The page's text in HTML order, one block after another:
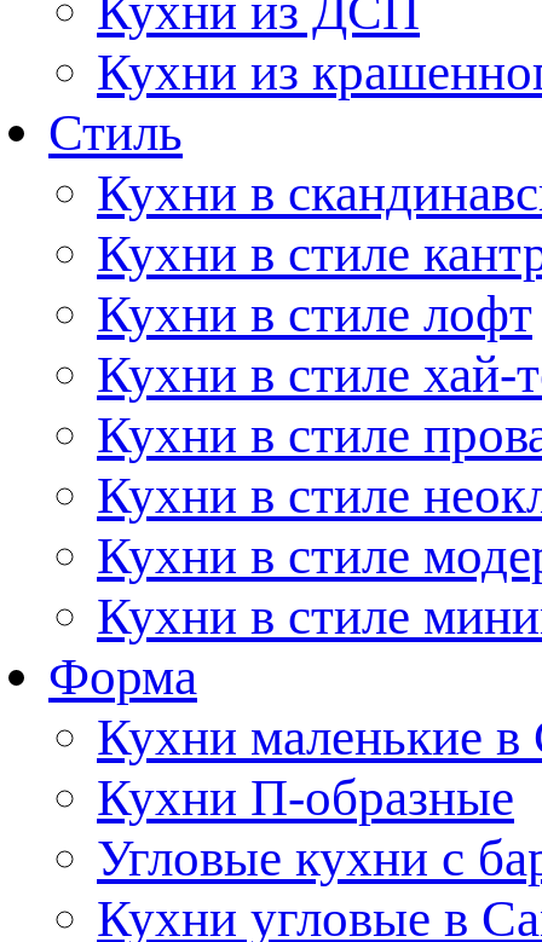
Кухни из
Стиль
Кухни в
Кухни в стиле
Кухни в стиле лофт
Кухни в стиле хай-
Кухни в стиле
Кухни в стиле
Кухни в стиле
Кухни в стиле
Форма
Кухни маленькие в
Кухни П-образные
Угловые кухни с
Кухни угловые в